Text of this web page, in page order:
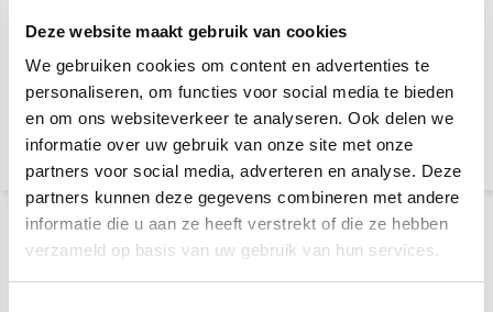
Deze website maakt gebruik van cookies
We gebruiken cookies om content en advertenties te
personaliseren, om functies voor social media te bieden
en om ons websiteverkeer te analyseren. Ook delen we
informatie over uw gebruik van onze site met onze
partners voor social media, adverteren en analyse. Deze
partners kunnen deze gegevens combineren met andere
informatie die u aan ze heeft verstrekt of die ze hebben
verzameld op basis van uw gebruik van hun services.
EHBO koffer A
60,70
Oogspoelfles 500 ml
8,50